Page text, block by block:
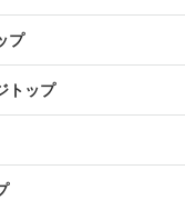
プ
トップ